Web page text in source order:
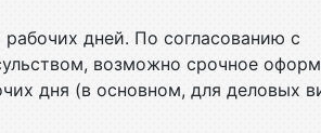
рабочих дней. По согласованию с
возможно срочное
дня (в основном, для деловых